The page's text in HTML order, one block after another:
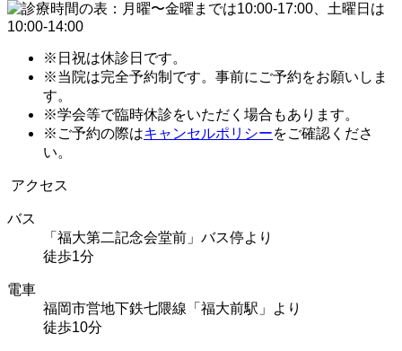
※日祝は休診日です。
※当院は完全予約制です。事前にご予約をお願いしま
す。
※学会等で臨時休診をいただく場合もあります。
※ご予約の際はキャンセルポリシーをご確認くださ
い。
アクセス
バス
「福大第二記念会堂前」バス停より
徒歩1分
電車
福岡市営地下鉄七隈線「福大前駅」より
徒歩10分